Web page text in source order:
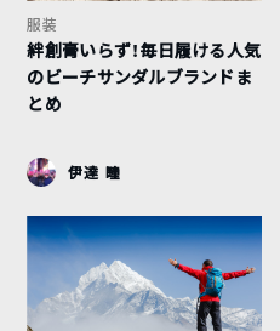
服装
絆創膏いらず！毎日履ける人気
のビーチサンダルブランドま
とめ
伊達 瞳